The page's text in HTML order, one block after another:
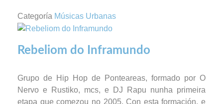
Categoría Músicas Urbanas
Rebeliom do Inframundo
Grupo de Hip Hop de Ponteareas, formado por O
Nervo e Rustiko, mcs, e DJ Rapu nunha primeira
etapa que comezou no 2005. Con esta formación, e